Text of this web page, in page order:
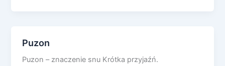
Puzon
Puzon – znaczenie snu Krótka przyjaźń.